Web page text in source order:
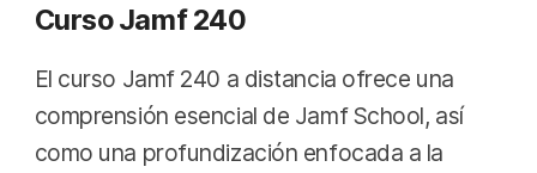
Curso Jamf 240
El curso Jamf 240 a distancia ofrece una
comprensión esencial de Jamf School, así
como una profundización enfocada a la